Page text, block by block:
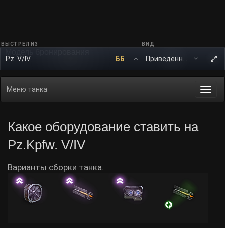
ВЫСТРЕЛ ИЗ
Pz. V/IV ББ
ВИД
Меню танка
Какое оборудование ставить на
Pz.Kpfw. V/IV
Варианты сборки танка.